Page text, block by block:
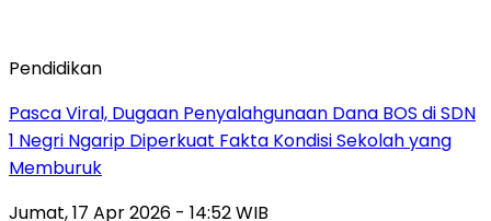
Pendidikan
Pasca Viral, Dugaan Penyalahgunaan Dana BOS di SDN
1 Negri Ngarip Diperkuat Fakta Kondisi Sekolah yang
Memburuk
Jumat, 17 Apr 2026 - 14:52 WIB